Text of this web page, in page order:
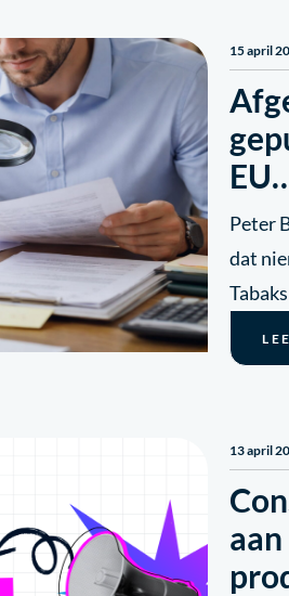
15 april
Peter
dat
13 april